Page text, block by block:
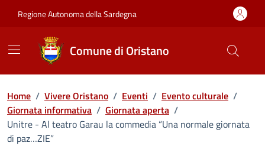
Regione Autonoma della Sardegna
Comune di Oristano
Home / Vivere Oristano / Eventi / Evento culturale /
Giornata informativa / Giornata aperta /
Unitre - Al teatro Garau la commedia “Una normale giornata
di paz…ZIE”